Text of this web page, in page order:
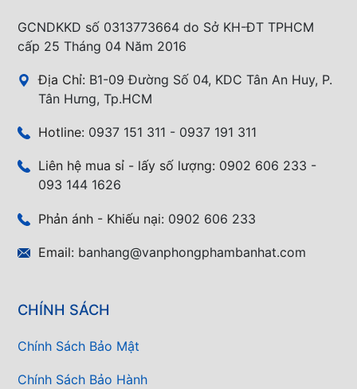
GCNDKKD số 0313773664 do Sở KH-ĐT TPHCM
cấp 25 Tháng 04 Năm 2016
Địa Chỉ: B1-09 Đường Số 04, KDC Tân An Huy, P.
Tân Hưng, Tp.HCM
Hotline: 0937 151 311 - 0937 191 311
Liên hệ mua sỉ - lấy số lượng: 0902 606 233 -
093 144 1626
Phản ánh - Khiếu nại: 0902 606 233
Email: banhang@vanphongphambanhat.com
CHÍNH SÁCH
Chính Sách Bảo Mật
Chính Sách Bảo Hành